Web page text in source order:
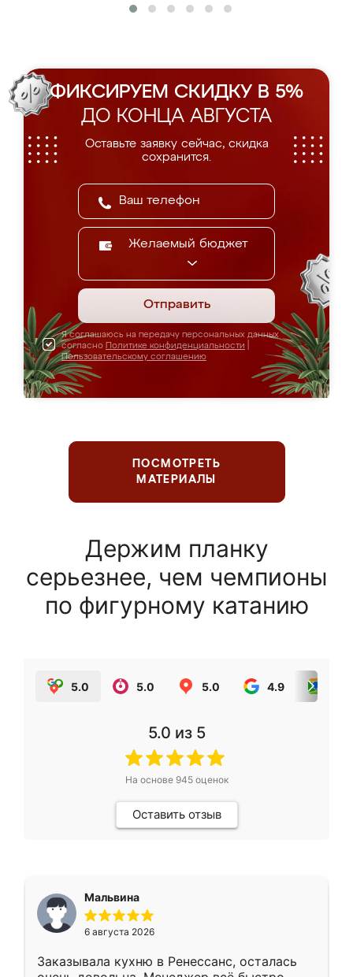
ФИКСИРУЕМ СКИДКУ В 5%
ДО КОНЦА АВГУСТА
Оставьте заявку сейчас, скидка
сохранится.
Желаемый бюджет
Отправить
Я соглашаюсь на передачу персональных данных
согласно Политике конфиденциальности
Пользовательскому соглашению
ПОСМОТРЕТЬ
МАТЕРИАЛЫ
Держим планку
серьезнее, чем чемпионы
по фигурному катанию
5.0 5.0 5.0 4.9
5.0 из 5
На основе 945оценок
Оставить отзыв
Мальвина
6 августа 2026
Заказывала кухню в Ренессанс, осталась